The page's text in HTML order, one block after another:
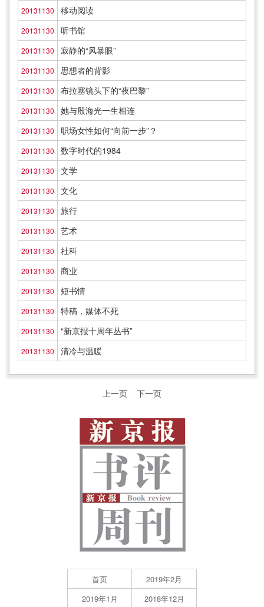
20131130 移动阅读
20131130 听书馆
20131130 寂静的“风暴眼”
20131130 思想者的背影
20131130 布拉塞镜头下的“夜巴黎”
20131130 她与殷海光一生相连
20131130 职场女性如何“向前一步”？
20131130 数字时代的1984
20131130 文学
20131130 文化
20131130 旅行
20131130 艺术
20131130 社科
20131130 商业
20131130 短书情
20131130 特稿，媒体不死
20131130 “新京报十周年丛书”
20131130 清冷与温暖
上一页 下一页
首页
2019年2月
2019年1月
2018年12月